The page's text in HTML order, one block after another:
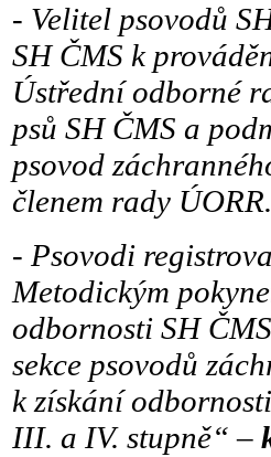
- Velitel psovodů
SH ČMS k
Ústřední odborné
psů SH ČMS a
psovod
členem rady ÚORR.
- Psovodi
Metodickým
odbornosti SH
sekce psovodů
k získání
III. a IV. stupně“ –